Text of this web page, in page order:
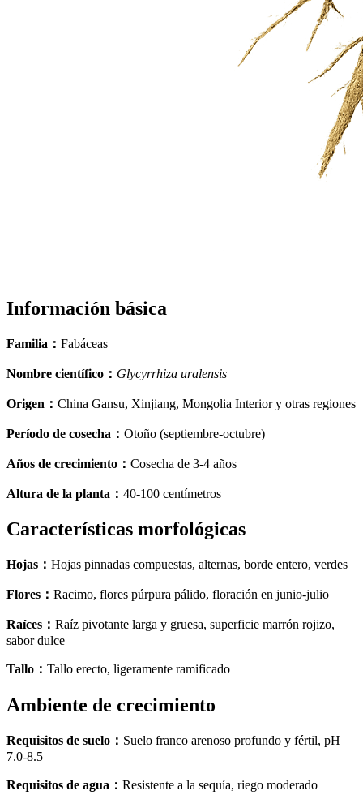
Información básica
Familia ： Fabáceas
Nombre científico ： Glycyrrhiza uralensis
Origen ： China Gansu, Xinjiang, Mongolia Interior y otras regiones
Período de cosecha ： Otoño (septiembre-octubre)
Años de crecimiento ： Cosecha de 3-4 años
Altura de la planta ： 40-100 centímetros
Características morfológicas
Hojas ： Hojas pinnadas compuestas, alternas, borde entero, verdes
Flores ： Racimo, flores púrpura pálido, floración en junio-julio
Raíces ： Raíz pivotante larga y gruesa, superficie marrón rojizo,
sabor dulce
Tallo ： Tallo erecto, ligeramente ramificado
Ambiente de crecimiento
Requisitos de suelo ： Suelo franco arenoso profundo y fértil, pH
7.0-8.5
Requisitos de agua ： Resistente a la sequía, riego moderado